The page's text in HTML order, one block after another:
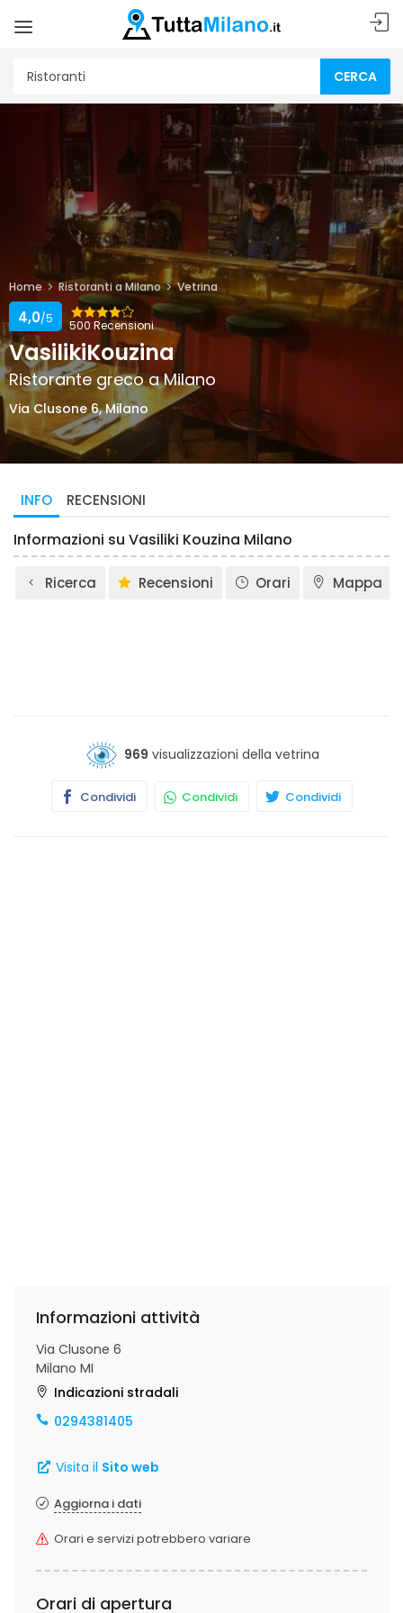
CERCA
Home Ristoranti a Milano Vetrina
500 Recensioni
4,0/5
VasilikiKouzina
Ristorante greco a Milano
Via Clusone 6, Milano
INFO RECENSIONI
Informazioni su Vasiliki Kouzina Milano
Ricerca Recensioni Orari Mappa
969 visualizzazioni della vetrina
Condividi Condividi Condividi
Informazioni attività
Via Clusone 6
Milano MI
Indicazioni stradali
0294381405
Visita il Sito web
Aggiorna i dati
Orari e servizi potrebbero variare
Orari di apertura